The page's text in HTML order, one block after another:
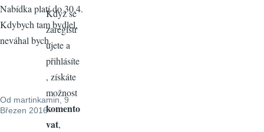
Nabídka platí do 30.4.
Kdybych tam bydlel,
neváhal bych.
Od martinkamin, 9
Březen 2016
Když se
zaregistr
ujete a
přihlásíte
, získáte
možnost
komento
vat,